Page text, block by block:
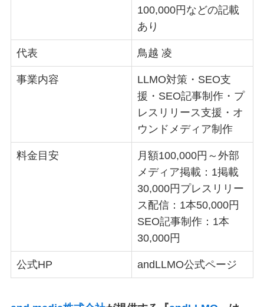
100,000円などの記載
あり
代表 鳥越 凌
事業内容
LLMO対策・SEO支
援・SEO記事制作・プ
レスリリース支援・オ
ウンドメディア制作
料金目安
月額100,000円～外部
メディア掲載：1掲載
30,000円プレスリリー
ス配信：1本50,000円
SEO記事制作：1本
30,000円
公式HP andLLMO公式ページ